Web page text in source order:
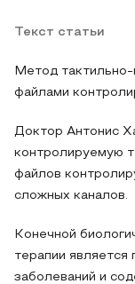
Текст статьи
Метод тактильно-
файлами
Доктор Антонис
контролируемую
файлов
сложных каналов.
Конечной
терапии является
заболеваний и